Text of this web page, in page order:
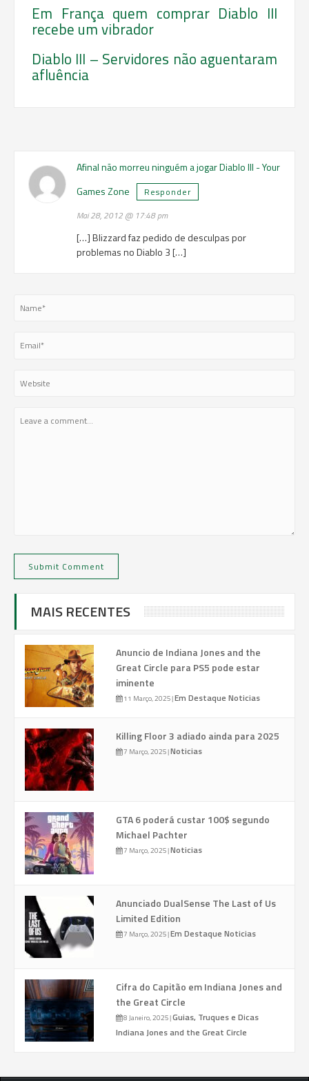
Em França quem comprar Diablo III
recebe um vibrador
Diablo III – Servidores não aguentaram
afluência
Afinal não morreu ninguém a jogar Diablo III - Your
Games Zone
Responder
Mai 28, 2012 @ 17:48 pm
[…] Blizzard faz pedido de desculpas por
problemas no Diablo 3 […]
MAIS RECENTES
Anuncio de Indiana Jones and the
Great Circle para PS5 pode estar
iminente
11 Março, 2025|Em Destaque Noticias
Killing Floor 3 adiado ainda para 2025
7 Março, 2025|Noticias
GTA 6 poderá custar 100$ segundo
Michael Pachter
7 Março, 2025|Noticias
Anunciado DualSense The Last of Us
Limited Edition
7 Março, 2025|Em Destaque Noticias
Cifra do Capitão em Indiana Jones and
the Great Circle
8 Janeiro, 2025|Guias, Truques e Dicas
Indiana Jones and the Great Circle